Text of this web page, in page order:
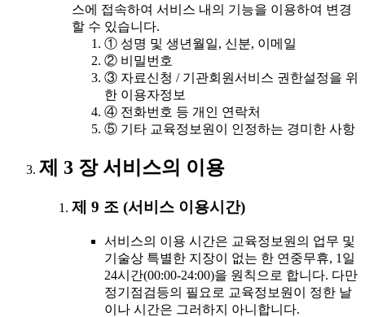
스에 접속하여 서비스 내의 기능을 이용하여 변경
할 수 있습니다.
① 성명 및 생년월일, 신분, 이메일
② 비밀번호
③ 자료신청 / 기관회원서비스 권한설정을 위
한 이용자정보
④ 전화번호 등 개인 연락처
⑤ 기타 교육정보원이 인정하는 경미한 사항
제 3 장 서비스의 이용
제 9 조 (서비스 이용시간)
서비스의 이용 시간은 교육정보원의 업무 및
기술상 특별한 지장이 없는 한 연중무휴, 1일
24시간(00:00-24:00)을 원칙으로 합니다. 다만
정기점검등의 필요로 교육정보원이 정한 날
이나 시간은 그러하지 아니합니다.